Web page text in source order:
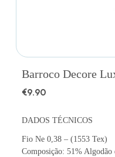
Barroco Decore
€9.90
DADOS TÉCNICOS
Fio Ne 0,38 – (1553 Tex)
Composição: 51% Algodão